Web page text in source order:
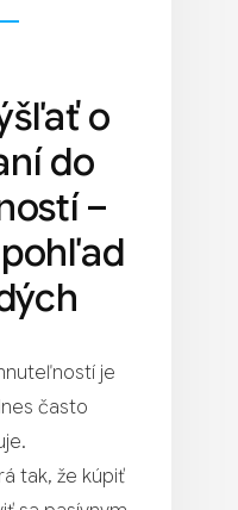
o
do
–
je
často
tak, že kúpiť